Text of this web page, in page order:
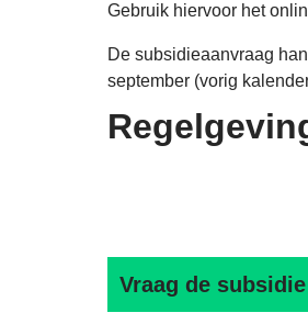
Gebruik hiervoor het
De subsidieaanvraag
september (vorig
Vraag de